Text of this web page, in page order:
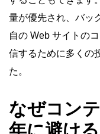
量が優先され、バッ
自の Web サイトの
信するために多くの
た。
なぜコン